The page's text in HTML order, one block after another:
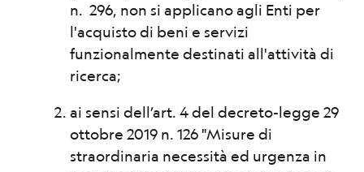
n. 296, non si applicano agli Enti per
l'acquisto di beni e servizi
funzionalmente destinati all'attività di
ricerca;
ai sensi dell’art. 4 del decreto-legge 29
ottobre 2019 n. 126 "Misure di
straordinaria necessità ed urgenza in